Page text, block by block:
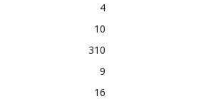
4
10
310
9
16